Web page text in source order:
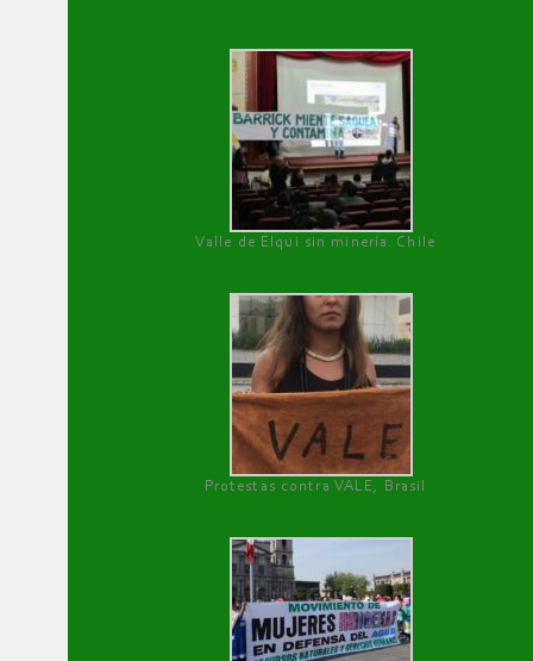
Valle de Elqui sin minería. Chile
Protestas contra VALE, Brasil